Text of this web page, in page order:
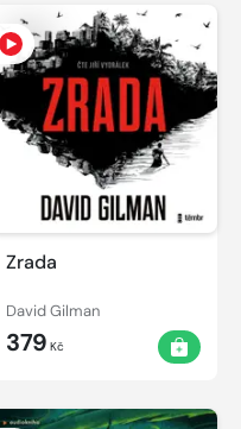
Zrada
David Gilman
379 Kč